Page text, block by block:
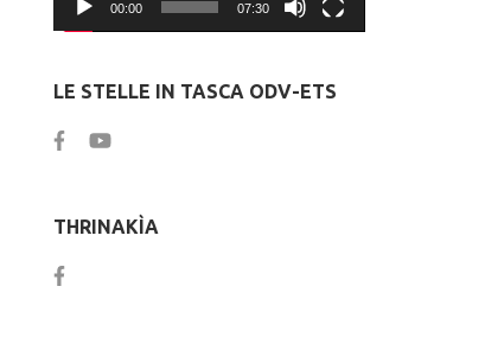
00:00 07:30
LE STELLE IN TASCA ODV-ETS
THRINAKÌA